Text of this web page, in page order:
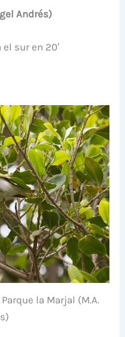
Andrés)
sur en 20′
la Marjal (M.A.